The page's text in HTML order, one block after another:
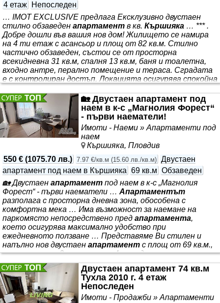
4 етаж
Непоследен
… IMOT EXCLUSIVE предлага Ексклузивно двустаен
стилно обзаведен апартамент в кв. Кършияка … *** .
Добре дошли във вашия нов дом! Жилището се намира
на 4 ти етаж с асансьор и площ от 82 кв.м. Стилно
частично обзаведен, състои се от просторна
всекидневна 31 кв.м, спалня 13 кв.м, баня и тоалетна,
входно антре, перално помещение и тераса. Сградата
е с контролиран достъп. Локацията осигурява спокойна
В близост до хипермаркет, училища, изключително
уреден транспорт. Имота се продава обзаведен готов
за нанасяне.. Района е един от най-предпочитаните
🏡 Двустаен апартамент под
наем в к-с „Магнолия Форест“
- първи наематели!
Имоти - Наеми » Апартаменти под
наем
Кършияка, Пловдив
550 € (1075.70 лв.) 7.97 €/кв.м (15.60 лв./кв.м) Двустаен
апартамент под наем в Кършияка 69 кв.м Обзаведен
🏡 Двустаен апартамент под наем в к-с „Магнолия
Форест“ - първи наематели …Апартаментът
разполага с просторна дневна зона, обособена с
комфортна мека … Има възможност за наемане на
паркомясто непосредствено пред апартамента,
което осигурява максимално удобство при
ежедневното ползване … Представяме Ви стилен и
напълно нов двустаен апартамент с площ от 69 кв.м.,
разположен на 3-ти етаж от 4 в предпочитания …
Апартаментътсе отдава за първи наематели, като
всичко в него е ново и неизползвано … ! ✨ *** комплекс
„Магнолия Форест“. 🌞 Имотът е с южно изложение,
което осигурява отлична естествена светлина и
приятна атмосфера
Двустаен апартамент 74 кв.м
Тухла 2010 г. 4 етаж
Непоследен
Имоти - Продажби » Апартаменти